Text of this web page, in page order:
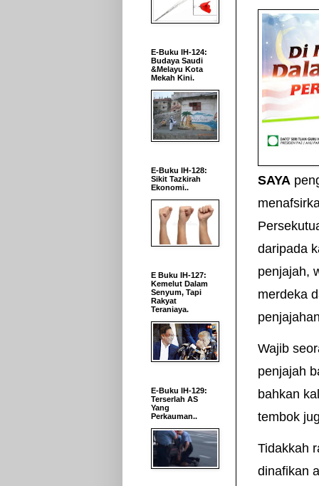
SAYA
daripada
penjajah,
merdeka
Wajib
penjajah
bahkan
tembok
Tidakkah
dinafikan
E-Buku IH-124:
Budaya Saudi
&Melayu Kota
Mekah Kini.
E-Buku IH-128:
Sikit Tazkirah
Ekonomi..
E Buku IH-127:
Kemelut Dalam
Senyum, Tapi
Rakyat
Teraniaya.
E-Buku IH-129:
Terserlah AS
Yang
Perkauman..